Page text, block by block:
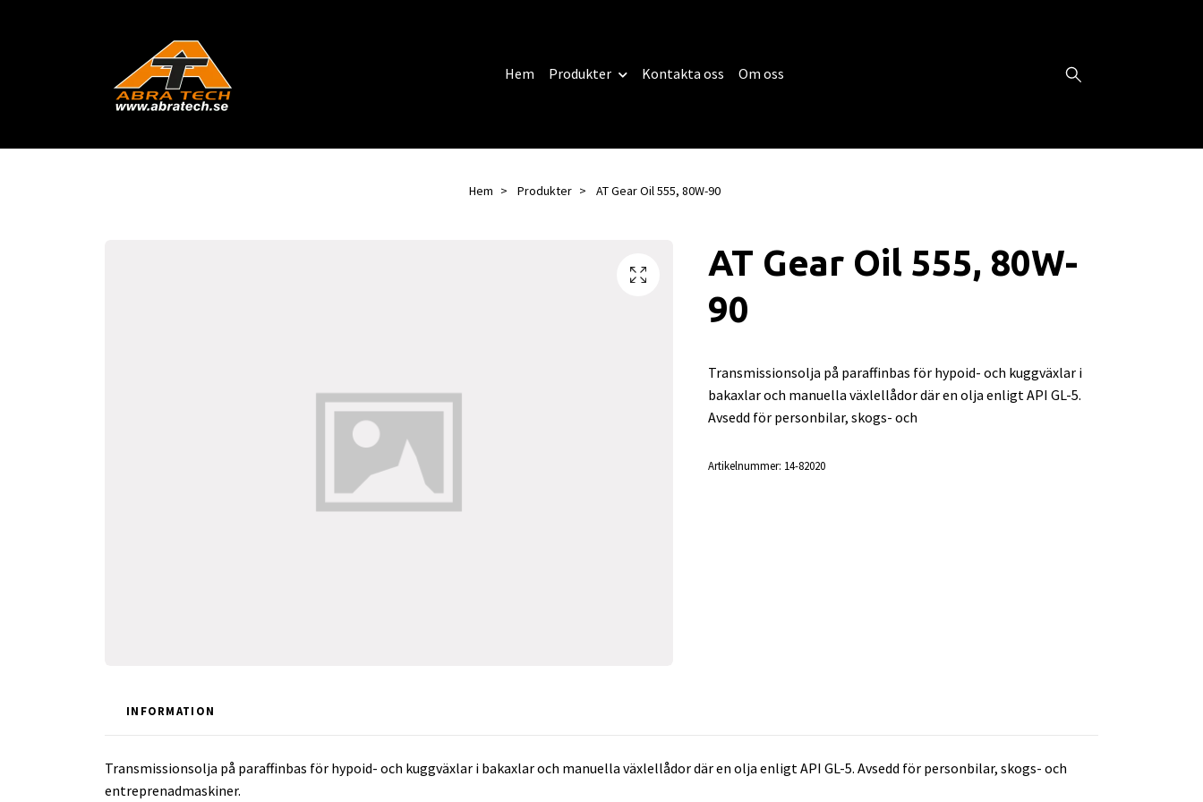
Hem Produkter Kontakta oss Om oss
Hem Produkter AT Gear Oil 555, 80W-90
AT Gear Oil 555, 80W-
90
Transmissionsolja på paraffinbas för hypoid- och kuggväxlar i
bakaxlar och manuella växlellådor där en olja enligt API GL-5.
Avsedd för personbilar, skogs- och
Artikelnummer: 14-82020
INFORMATION
Transmissionsolja på paraffinbas för hypoid- och kuggväxlar i bakaxlar och manuella växlellådor där en olja enligt API GL-5. Avsedd för personbilar, skogs- och
entreprenadmaskiner.